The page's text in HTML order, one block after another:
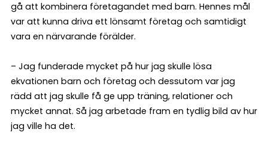
gå att kombinera företagandet med barn. Hennes mål
var att kunna driva ett lönsamt företag och samtidigt
vara en närvarande förälder.
– Jag funderade mycket på hur jag skulle lösa
ekvationen barn och företag och dessutom var jag
rädd att jag skulle få ge upp träning, relationer och
mycket annat. Så jag arbetade fram en tydlig bild av hur
jag ville ha det.